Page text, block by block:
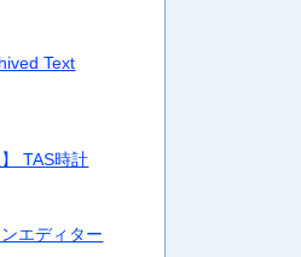
Text
】 TAS時計
エディター